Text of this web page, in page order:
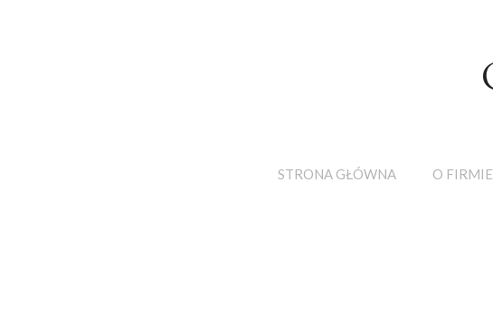
STRONA GŁÓWNA O FIRMIE